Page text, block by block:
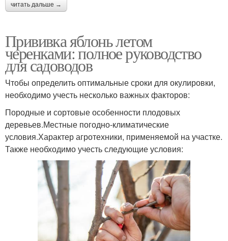
читать дальше →
Прививка яблонь летом
черенками: полное руководство
для садоводов
Чтобы определить оптимальные сроки для окулировки,
необходимо учесть несколько важных факторов:
Породные и сортовые особенности плодовых
деревьев.Местные погодно-климатические
условия.Характер агротехники, применяемой на участке.
Также необходимо учесть следующие условия: